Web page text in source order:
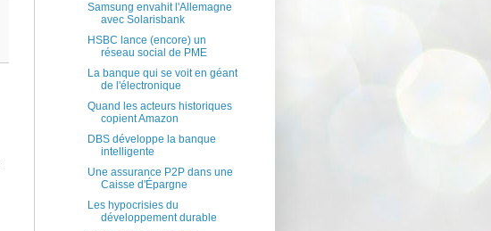
Samsung envahit l'Allemagne
avec Solarisbank
HSBC lance (encore) un
réseau social de PME
La banque qui se voit en géant
de l'électronique
Quand les acteurs historiques
copient Amazon
DBS développe la banque
intelligente
Une assurance P2P dans une
Caisse d'Épargne
Les hypocrisies du
développement durable